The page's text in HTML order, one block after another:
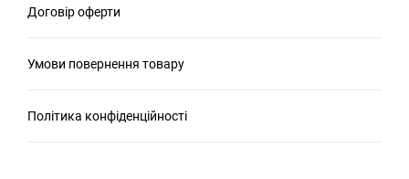
Договір оферти
Умови повернення товару
Політика конфіденційності